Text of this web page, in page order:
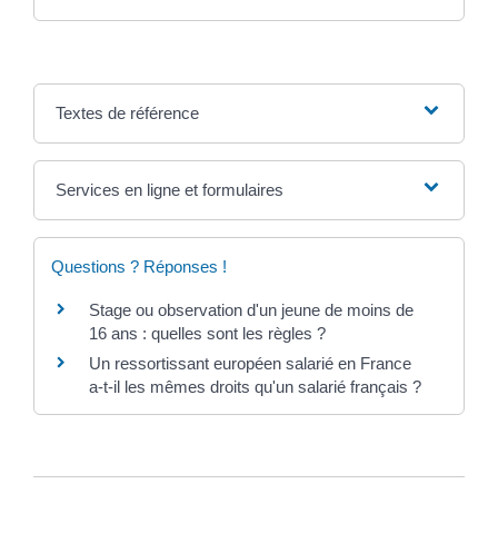
Textes de référence
Services en ligne et formulaires
Questions ? Réponses !
Stage ou observation d'un jeune de moins de
16 ans : quelles sont les règles ?
Un ressortissant européen salarié en France
a-t-il les mêmes droits qu'un salarié français ?